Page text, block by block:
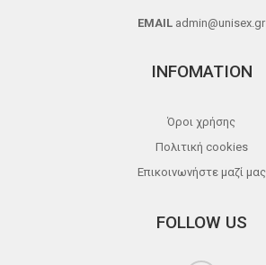
EMAIL admin@unisex.gr
INFOMATION
Όροι χρήσης
Πολιτική cookies
Επικοινωνήστε μαζί μας
FOLLOW US